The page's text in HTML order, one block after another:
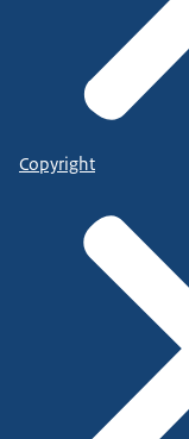
Copyright